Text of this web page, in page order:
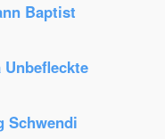
Baptist
Schwendi